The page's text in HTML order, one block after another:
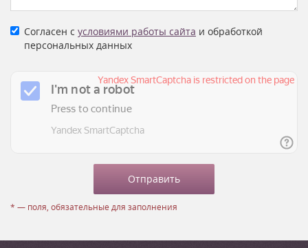
Согласен с условиями работы сайта и обработкой
персональных данных
* — поля, обязательные для заполнения